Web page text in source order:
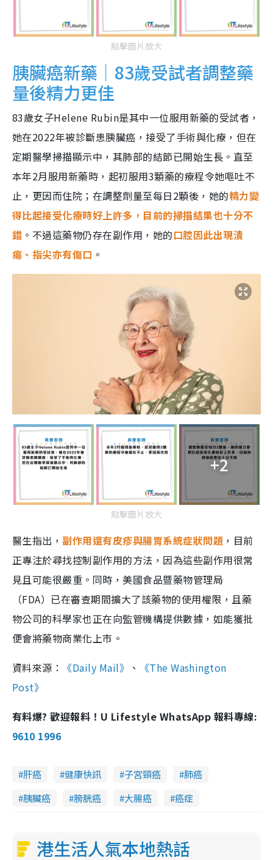
點擊圖片放大
胰臟癌新藥｜83歲受試者調整藥
量後精力更佳
83歲女子Helene Rubin是其中一位服用新藥的受試者，
她在2022年被診斷患胰臟癌，接受了手術與化療，但在
定期醫學掃描顯示中，其肺部的結節已開始生長。直至
本年2月服用新藥時，起初服用3顆藥的療程令她嘔吐不
止，更因而住院；在調整劑量至每日2顆後，她的精力變
得比起接受化療時好上許多，目前的掃描結果也十分不
錯 。不過這藥物仍存在副作用，她的口腔因此出現潰
瘍、指尖亦有傷口 。
+2
點擊圖片放大
醫生指出， 副作用還有皮疹與腸胃系統症狀問題 ，目前
正專注於尋找控制副作用的方法，因為這些副作用很常
見且可能很嚴重。同時，美國食品暨藥物管理局
（FDA）已在審查期間擴大了該藥物的使用權限，且藥
物公司的科學家也正在向監管機構提供數據，如能獲批
便會將藥物商業化上市。
資料來源： 《Daily Mail》 、
《The Washington
Post》
有料爆? 歡迎報料！U Lifestyle WhatsApp 報料專線:
9610 1996
肝癌 健康快訊 子宮頸癌
肺癌
胰臟癌
膀胱癌 大腸癌 癌症
港生活人氣本地熱話